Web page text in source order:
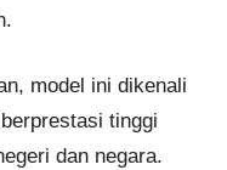
model ini dikenali
tinggi
dan negara.